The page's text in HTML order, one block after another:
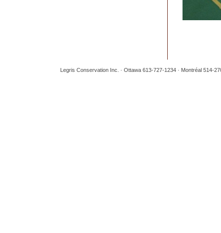
Legris Conservation Inc. · Ottawa 613-727-1234 · Montréal 514-